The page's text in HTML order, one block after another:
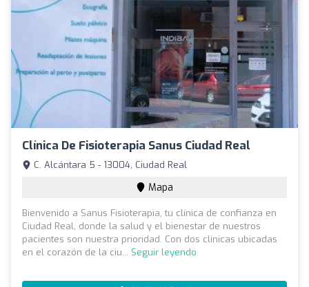
Clínica De Fisioterapia Sanus Ciudad Real
C. Alcántara 5 - 13004, Ciudad Real
Mapa
Bienvenido a Sanus Fisioterapia, tu clínica de confianza en
Ciudad Real, donde la salud y el bienestar de nuestros
pacientes son nuestra prioridad. Con dos clínicas ubicadas
en el corazón de la ciu... Seguir leyendo